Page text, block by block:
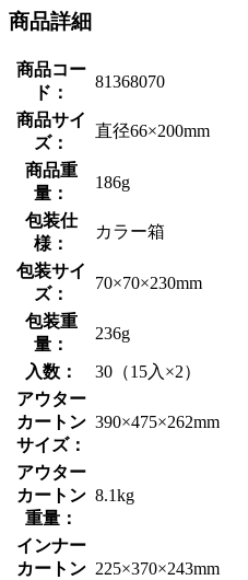
商品詳細
商品コー
ド：
81368070
商品サイ
ズ：
直径66×200mm
商品重
量：
186g
包装仕
様：
カラー箱
包装サイ
ズ：
70×70×230mm
包装重
量：
236g
入数：
30（15入×2）
アウター
カートン
サイズ：
390×475×262mm
アウター
カートン
重量：
8.1kg
インナー
カートン 225×370×243mm